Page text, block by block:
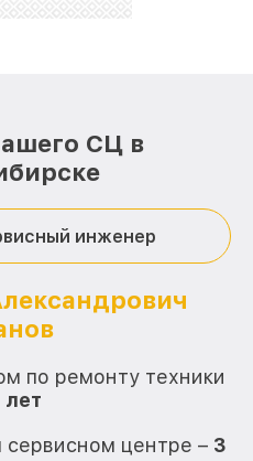
СЦ в
инженер
по ремонту техники
лет
центре – 3